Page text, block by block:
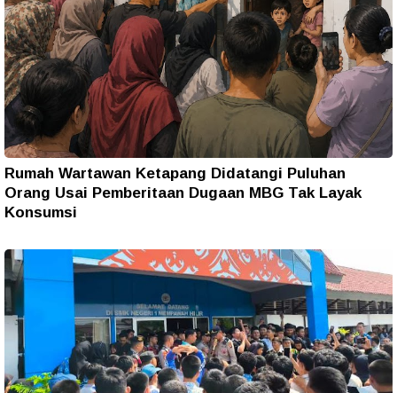
Rumah Wartawan Ketapang Didatangi Puluhan
Orang Usai Pemberitaan Dugaan MBG Tak Layak
Konsumsi